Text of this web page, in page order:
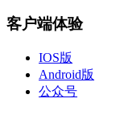
客户端体验
IOS版
Android版
公众号